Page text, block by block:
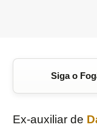
Siga o
Ex-auxiliar de